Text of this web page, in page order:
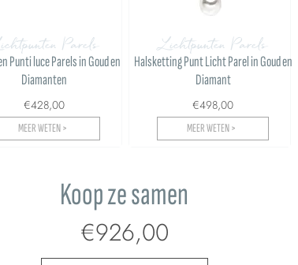
Parels
Punti luce Parels in Goud en
Diamanten
€428,00
MEER WETEN >
Lichtpunten Parels
Halsketting Punt Licht Parel in Goud en
Diamant
€498,00
MEER WETEN >
Koop ze samen
€926,00